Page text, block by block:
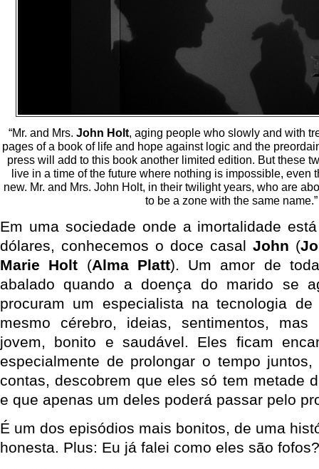
“Mr. and Mrs.John Holt, aging people who slowly and with
pages of a book of life and hope against logic and the
press will add to this book another limited edition. But these
live in a time of the future where nothing is impossible, even
new. Mr. and Mrs. John Holt, in their twilight years, who are
to be a zone with the same name.”
Em uma sociedade onde a imortalidade
dólares, conhecemos o doce casal John (
Marie Holt (Alma Platt). Um amor de
abalado quando a doença do marido se
procuram um especialista na tecnologia
mesmo cérebro, ideias, sentimentos,
jovem, bonito e saudável. Eles ficam
especialmente de prolongar o tempo
contas, descobrem que eles só tem metade
e que apenas um deles poderá passar pelo
É um dos episódios mais bonitos, de uma
honesta. Plus: Eu já falei como eles são fofos?